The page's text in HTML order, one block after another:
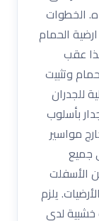
الخطوات
الحمام
عقب
وتثبيت
للجدران
بأسلوب
مواسير
جميع
الأسفلت
يلزم
لدى